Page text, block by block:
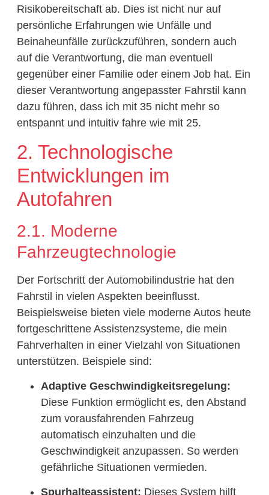
Risikobereitschaft ab. Dies ist nicht nur auf
persönliche Erfahrungen wie Unfälle und
Beinaheunfälle zurückzuführen, sondern auch
auf die Verantwortung, die man eventuell
gegenüber einer Familie oder einem Job hat. Ein
dieser Verantwortung angepasster Fahrstil kann
dazu führen, dass ich mit 35 nicht mehr so
entspannt und intuitiv fahre wie mit 25.
2. Technologische
Entwicklungen im
Autofahren
2.1. Moderne
Fahrzeugtechnologie
Der Fortschritt der Automobilindustrie hat den
Fahrstil in vielen Aspekten beeinflusst.
Beispielsweise bieten viele moderne Autos heute
fortgeschrittene Assistenzsysteme, die mein
Fahrverhalten in einer Vielzahl von Situationen
unterstützen. Beispiele sind:
Adaptive Geschwindigkeitsregelung:
Diese Funktion ermöglicht es, den Abstand
zum vorausfahrenden Fahrzeug
automatisch einzuhalten und die
Geschwindigkeit anzupassen. So werden
gefährliche Situationen vermieden.
Spurhalteassistent: Dieses System hilft